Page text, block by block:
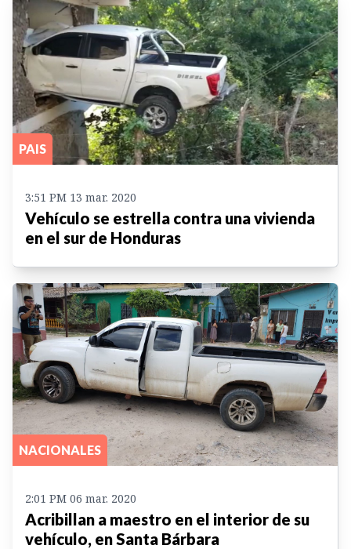
PAIS
3:51 PM 13 mar. 2020
Vehículo se estrella contra una vivienda
en el sur de Honduras
NACIONALES
2:01 PM 06 mar. 2020
Acribillan a maestro en el interior de su
vehículo, en Santa Bárbara